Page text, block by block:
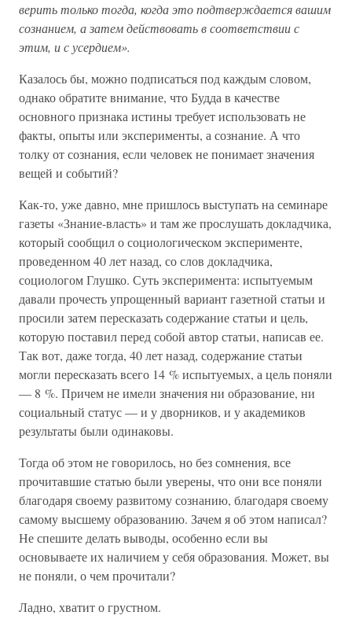
верить только тогда, когда это подтверждается вашим
сознанием, а затем действовать в соответствии с
этим, и с усердием».
Казалось бы, можно подписаться под каждым словом,
однако обратите внимание, что Будда в качестве
основного признака истины требует использовать не
факты, опыты или эксперименты, а сознание. А что
толку от сознания, если человек не понимает значения
вещей и событий?
Как-то, уже давно, мне пришлось выступать на семинаре
газеты «Знание-власть» и там же прослушать докладчика,
который сообщил о социологическом эксперименте,
проведенном 40 лет назад, со слов докладчика,
социологом Глушко. Суть эксперимента: испытуемым
давали прочесть упрощенный вариант газетной статьи и
просили затем пересказать содержание статьи и цель,
которую поставил перед собой автор статьи, написав ее.
Так вот, даже тогда, 40 лет назад, содержание статьи
могли пересказать всего 14 % испытуемых, а цель поняли
— 8 %. Причем не имели значения ни образование, ни
социальный статус — и у дворников, и у академиков
результаты были одинаковы.
Тогда об этом не говорилось, но без сомнения, все
прочитавшие статью были уверены, что они все поняли
благодаря своему развитому сознанию, благодаря своему
самому высшему образованию. Зачем я об этом написал?
Не спешите делать выводы, особенно если вы
основываете их наличием у себя образования. Может, вы
не поняли, о чем прочитали?
Ладно, хватит о грустном.